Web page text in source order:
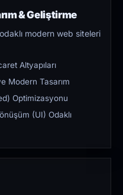
& Geliştirme
modern web siteleri
Altyapıları
Modern Tasarım
Optimizasyonu
(UI) Odaklı